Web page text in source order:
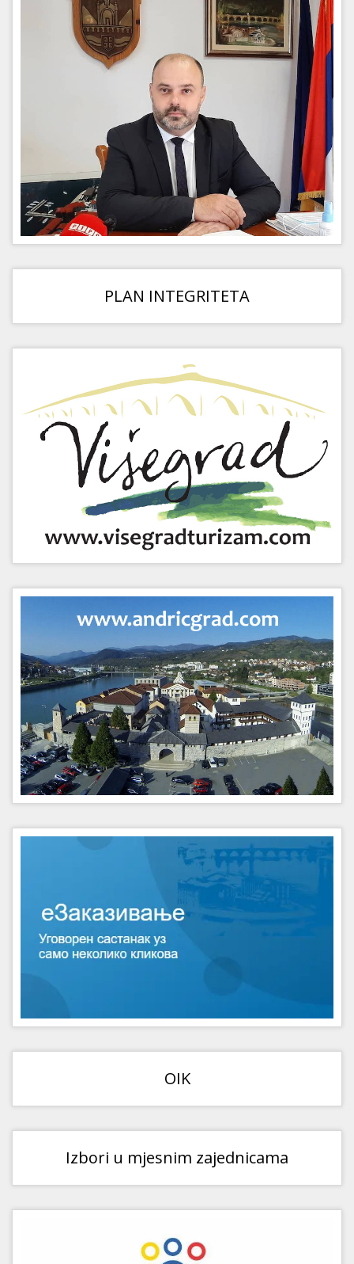
PLAN INTEGRITETA
OIK
Izbori u mjesnim zajednicama